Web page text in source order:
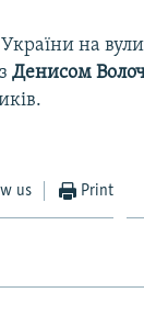
на
Денисом
us Print